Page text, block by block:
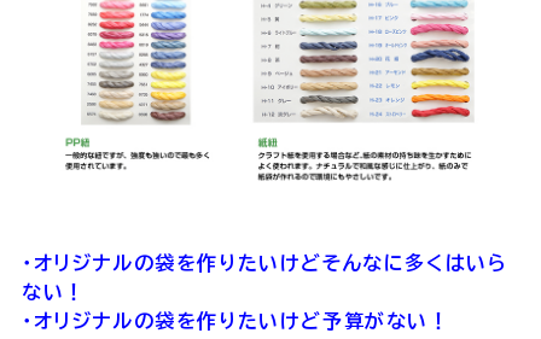
・オリジナルの袋を作りたいけどそんなに多くはいら
ない！
・オリジナルの袋を作りたいけど予算がない！